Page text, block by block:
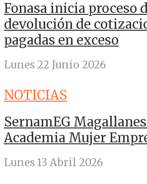
Fonasa inicia proceso
devolución de
pagadas en exceso
Lunes 22 Junio 2026
NOTICIAS
SernamEG
Academia Mujer
Lunes 13 Abril 2026